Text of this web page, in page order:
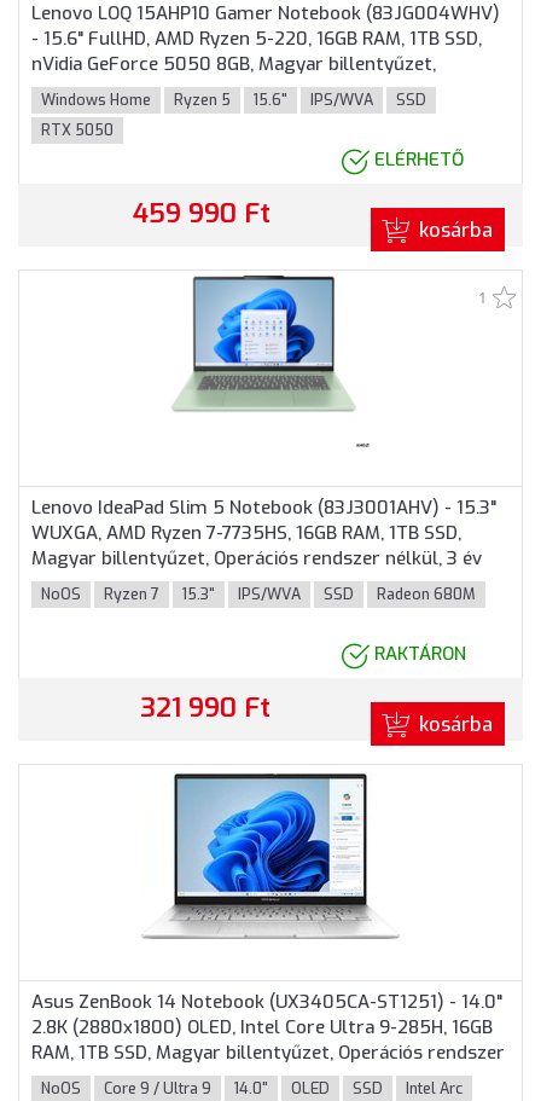
Lenovo LOQ 15AHP10 Gamer Notebook (83JG004WHV)
- 15.6" FullHD, AMD Ryzen 5-220, 16GB RAM, 1TB SSD,
nVidia GeForce 5050 8GB, Magyar billentyűzet,
Windows 11 Home, 3 év garancia, Szürke színben
Windows Home Ryzen 5 15.6" IPS/WVA
SSD
RTX 5050
ELÉRHETŐ
459 990 Ft kosárba
1
Lenovo IdeaPad Slim 5 Notebook (83J3001AHV) - 15.3"
WUXGA, AMD Ryzen 7-7735HS, 16GB RAM, 1TB SSD,
Magyar billentyűzet, Operációs rendszer nélkül, 3 év
garancia, Zöld színben
NoOS Ryzen 7 15.3" IPS/WVA SSD Radeon 680M
RAKTÁRON
321 990 Ft kosárba
Asus ZenBook 14 Notebook (UX3405CA-ST1251) - 14.0"
2.8K (2880x1800) OLED, Intel Core Ultra 9-285H, 16GB
RAM, 1TB SSD, Magyar billentyűzet, Operációs rendszer
nélkül, 3 év garancia, Ezüst színben
NoOS Core 9 / Ultra 9 14.0" OLED SSD Intel Arc